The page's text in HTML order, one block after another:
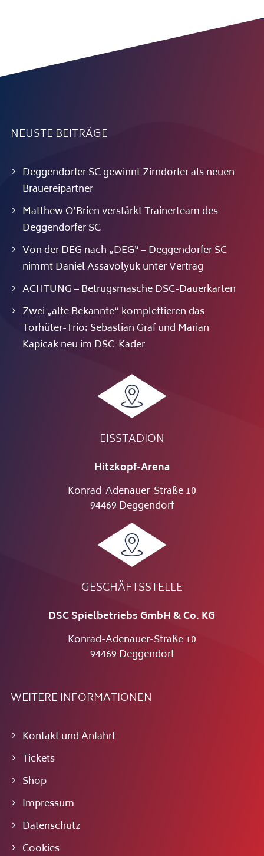
NEUSTE BEITRÄGE
Deggendorfer SC gewinnt Zirndorfer als neuen
Brauereipartner
Matthew O’Brien verstärkt Trainerteam des
Deggendorfer SC
Von der DEG nach „DEG“ – Deggendorfer SC
nimmt Daniel Assavolyuk unter Vertrag
ACHTUNG – Betrugsmasche DSC-Dauerkarten
Zwei „alte Bekannte“ komplettieren das
Torhüter-Trio: Sebastian Graf und Marian
Kapicak neu im DSC-Kader
EISSTADION
Hitzkopf-Arena
Konrad-Adenauer-Straße 10
94469 Deggendorf
GESCHÄFTSSTELLE
DSC Spielbetriebs GmbH & Co. KG
Konrad-Adenauer-Straße 10
94469 Deggendorf
WEITERE INFORMATIONEN
Kontakt und Anfahrt
Tickets
Shop
Impressum
Datenschutz
Cookies